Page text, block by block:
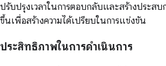
ปรับปรุงเวลาในการตอบกลับและสร้างประส
ขึ้นเพื่อสร้างความได้เปรียบในการแข่งขัน
ประสิทธิภาพในการดำเนินการ